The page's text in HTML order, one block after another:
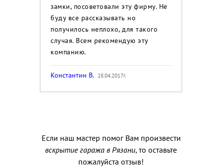
замки, посоветовали эту фирму. Не
буду все рассказывать но
получилось неплохо, для такого
случая. Всем рекомендую эту
компанию.
Константин В. 28.04.2017г.
Если наш мастер помог Вам произвести
вскрытие гаража в Рязани, то оставьте
пожалуйста отзыв!